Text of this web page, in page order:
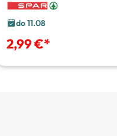
do 11.08
2,99 €*